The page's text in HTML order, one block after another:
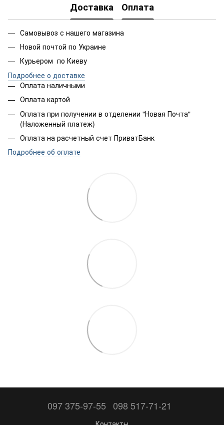
Доставка Оплата
Самовывоз с нашего магазина
Новой почтой по Украине
Курьером по Киеву
Подробнее о доставке
Оплата наличными
Оплата картой
Оплата при получении в отделении "Новая Почта"
(Наложенный платеж)
Оплата на расчетный счет ПриватБанк
Подробнее об оплате
097 375-97-55 098 517-71-21